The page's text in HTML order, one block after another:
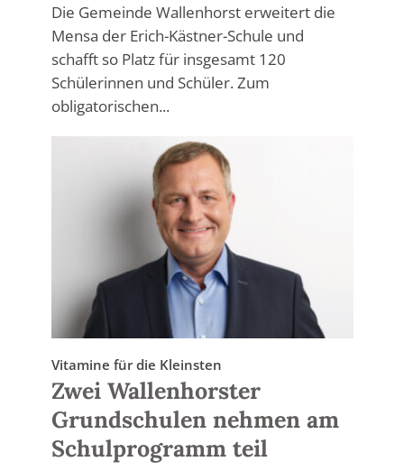
Die Gemeinde Wallenhorst erweitert die
Mensa der Erich-Kästner-Schule und
schafft so Platz für insgesamt 120
Schülerinnen und Schüler. Zum
obligatorischen...
Vitamine für die Kleinsten
Zwei Wallenhorster
Grundschulen nehmen am
Schulprogramm teil